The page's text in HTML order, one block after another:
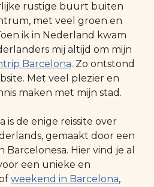
rustige buurt buiten
met veel groen en
ik in Nederland kwam
mij altijd om mijn
Barcelona. Zo ontstond
Met veel plezier en
maken met mijn stad.
is de enige reissite over
gemaakt door een
Hier vind je al
een unieke en
weekend in Barcelona,